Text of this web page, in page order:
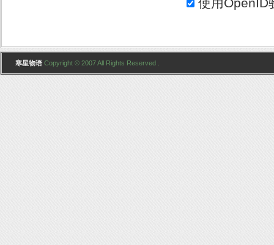
使用OpenID
寒星物语 Copyright © 2007 All Rights Reserved .